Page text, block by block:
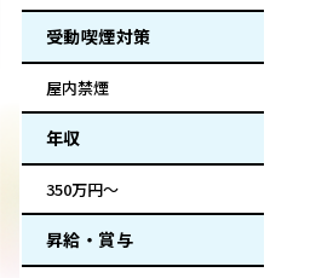
受動喫煙対策
屋内禁煙
年収
350万円～
昇給・賞与